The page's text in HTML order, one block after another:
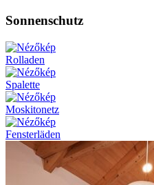
Sonnenschutz
Rolladen
Spalette
Moskitonetz
Fensterläden